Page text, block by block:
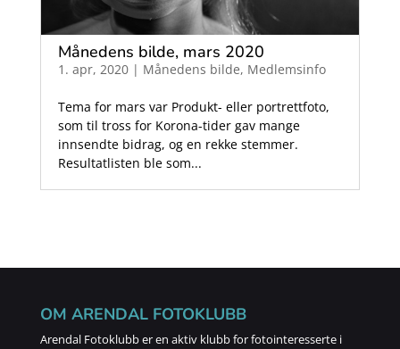
Månedens bilde, mars 2020
1. apr, 2020| Månedens bilde, Medlemsinfo
Tema for mars var Produkt- eller portrettfoto,
som til tross for Korona-tider gav mange
innsendte bidrag, og en rekke stemmer.
Resultatlisten ble som...
OM ARENDAL FOTOKLUBB
Arendal Fotoklubb er en aktiv klubb for fotointeresserte i